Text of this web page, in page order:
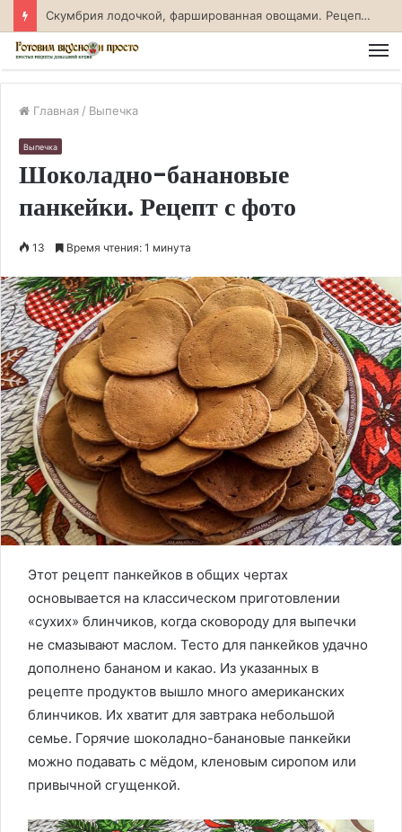
Скумбрия лодочкой, фаршированная овощами. Рецепт с фото
Главная / Выпечка
Выпечка
Шоколадно-банановые
панкейки. Рецепт с фото
13 Время чтения: 1 минута
Этот рецепт панкейков в общих чертах
основывается на классическом приготовлении
«сухих» блинчиков, когда сковороду для выпечки
не смазывают маслом. Тесто для панкейков удачно
дополнено бананом и какао. Из указанных в
рецепте продуктов вышло много американских
блинчиков. Их хватит для завтрака небольшой
семье. Горячие шоколадно-банановые панкейки
можно подавать с мёдом, кленовым сиропом или
привычной сгущенкой.